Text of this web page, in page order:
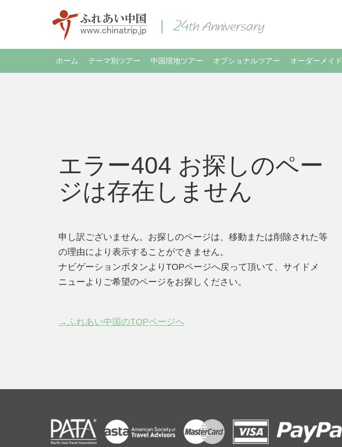
ホーム テーマ別ツアー 中国現地ツアー オプショナルツアー オーダーメイド
エラー404 お探しのペー
ジは存在しません
申し訳ございません。お探しのページは、移動または削除された等
の理由により表示することができません。
ナビゲーションボタンよりTOPページへ戻って頂いて、サイドメ
ニューよりご希望のページをお探しください。
→ふれあい中国のTOPページへ